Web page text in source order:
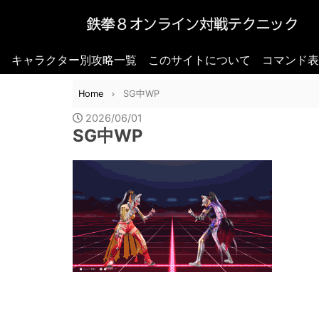
キャラクター別攻略一覧 このサイトについて コマンド
Home SG中WP
2026/06/01
SG中WP